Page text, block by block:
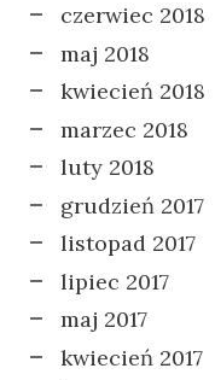
czerwiec 2018
maj 2018
kwiecień 2018
marzec 2018
luty 2018
grudzień 2017
listopad 2017
lipiec 2017
maj 2017
kwiecień 2017